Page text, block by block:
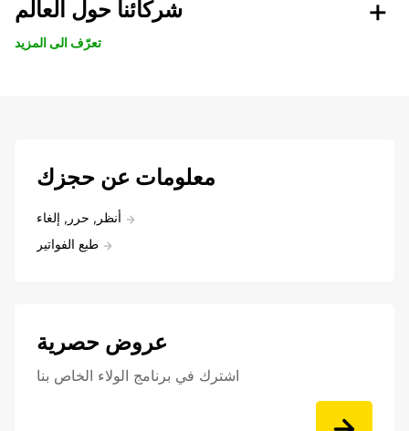
شركائنا حول العالم
تعرّف الى المزيد
معلومات عن حجزك
أنظر, حرر, إلغاء
طبع الفواتير
عروض حصرية
اشترك في برنامج الولاء الخاص بنا